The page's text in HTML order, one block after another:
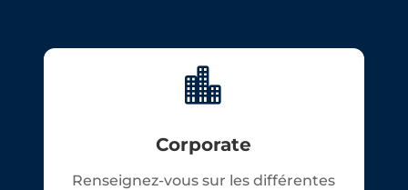

Corporate
Renseignez-vous sur les différentes